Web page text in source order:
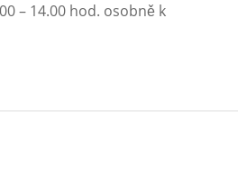
– 14.00 hod. osobně k